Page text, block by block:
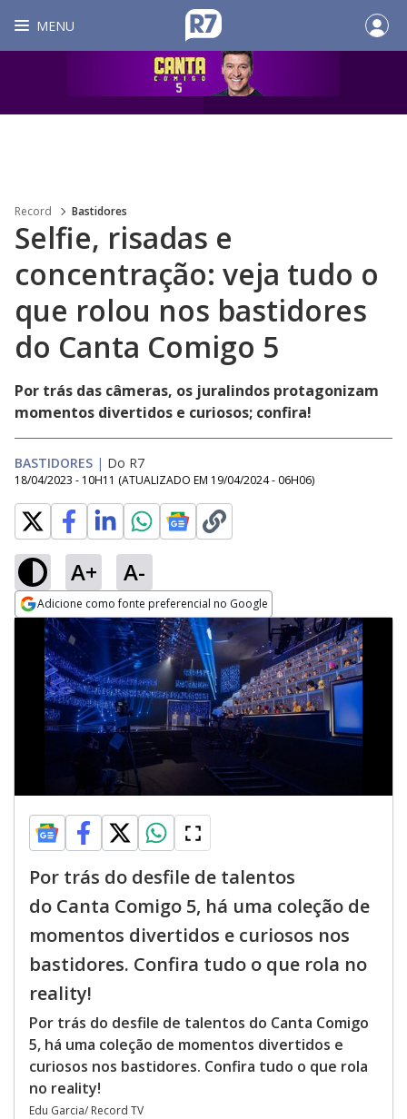
MENU
Record Bastidores
Selfie, risadas e
concentração: veja tudo o
que rolou nos bastidores
do Canta Comigo 5
Por trás das câmeras, os juralindos protagonizam
momentos divertidos e curiosos; confira!
BASTIDORES | Do R7
18/04/2023 - 10H11 (ATUALIZADO EM 19/04/2024 - 06H06)
A+ A-
Adicione como fonte preferencial no Google
Opens in new window
Por trás do desfile de talentos
do Canta Comigo 5, há uma coleção de
momentos divertidos e curiosos nos
bastidores. Confira tudo o que rola no
reality!
Por trás do desfile de talentos do Canta Comigo
5, há uma coleção de momentos divertidos e
curiosos nos bastidores. Confira tudo o que rola
no reality!
Edu Garcia/ Record TV